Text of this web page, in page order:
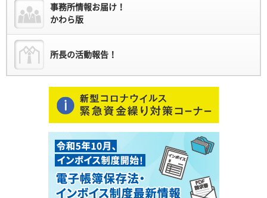
事務所情報お届け！
かわら版
所長の活動報告！